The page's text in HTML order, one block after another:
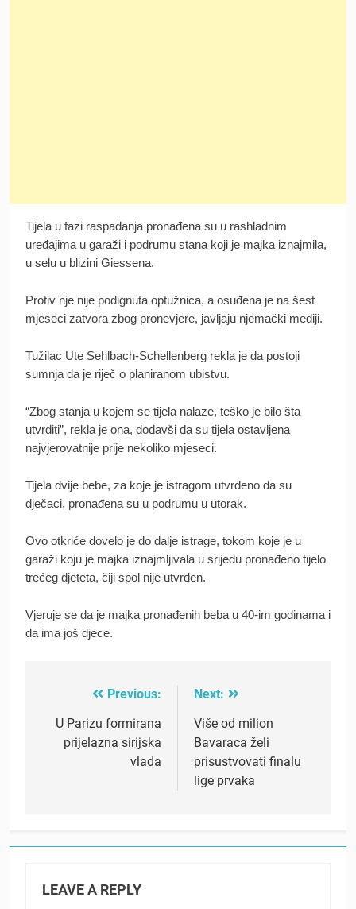
Tijela u fazi raspadanja pronađena su u rashladnim
uređajima u garaži i podrumu stana koji je majka iznajmila,
u selu u blizini Giessena.
Protiv nje nije podignuta optužnica, a osuđena je na šest
mjeseci zatvora zbog pronevjere, javljaju njemački mediji.
Tužilac Ute Sehlbach-Schellenberg rekla je da postoji
sumnja da je riječ o planiranom ubistvu.
“Zbog stanja u kojem se tijela nalaze, teško je bilo šta
utvrditi”, rekla je ona, dodavši da su tijela ostavljena
najvjerovatnije prije nekoliko mjeseci.
Tijela dvije bebe, za koje je istragom utvrđeno da su
dječaci, pronađena su u podrumu u utorak.
Ovo otkriće dovelo je do dalje istrage, tokom koje je u
garaži koju je majka iznajmljivala u srijedu pronađeno tijelo
trećeg djeteta, čiji spol nije utvrđen.
Vjeruje se da je majka pronađenih beba u 40-im godinama i
da ima još djece.
navigation
Previous:
U Parizu formirana
prijelazna sirijska
vlada
Next:
Više od milion
Bavaraca želi
prisustvovati finalu
lige prvaka
LEAVE A REPLY